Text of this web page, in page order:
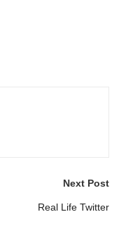
Next Post
Real Life Twitter